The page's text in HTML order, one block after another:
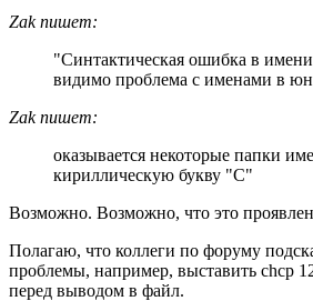
Zak пишет:
"Синтактическая ошибка в
видимо проблема с именами в
Zak пишет:
оказывается некоторые папки
кириллическую букву "С"
Возможно. Возможно, что это
Полагаю, что коллеги по форуму
проблемы, например, выставить chcp
перед выводом в файл.